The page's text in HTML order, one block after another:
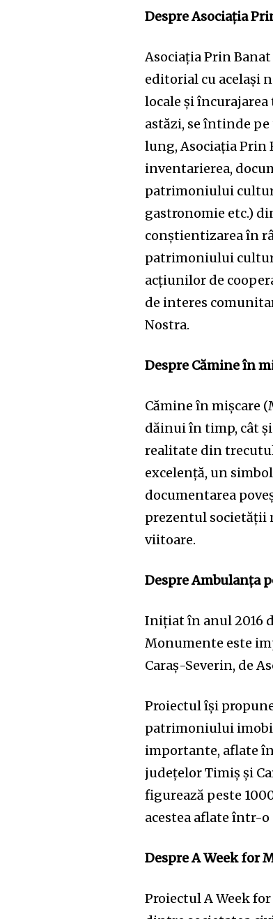
Despre Asociația
Asociația Prin
editorial cu același
locale și
astăzi, se întinde
lung, Asociația Prin
inventarierea,
patrimoniului
gastronomie etc.)
conștientizarea în
patrimoniului
acțiunilor de
de interes
Nostra.
Despre Cămine în
Cămine în mișcare
dăinui în timp, cât
realitate din
excelență, un
documentarea
prezentul societății
viitoare.
Despre Ambulanța
Inițiat în anul 2016
Monumente este
Caraș-Severin, de
Proiectul își
patrimoniului
importante, aflate
județelor Timiș și
figurează peste
acestea aflate într-o
Despre A Week for
Proiectul A Week